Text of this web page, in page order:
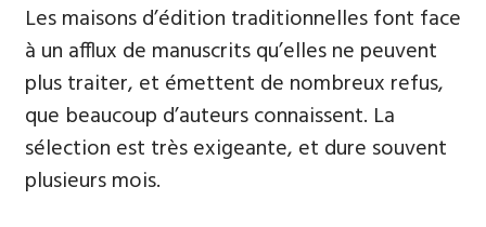
Les maisons d’édition traditionnelles font face
à un afflux de manuscrits qu’elles ne peuvent
plus traiter, et émettent de nombreux refus,
que beaucoup d’auteurs connaissent. La
sélection est très exigeante, et dure souvent
plusieurs mois.